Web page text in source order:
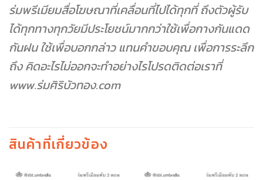
ร่มพรีเมียมสื่อโฆษณาที่เคลื่อนที่ไปได้ทุกที่ ถึงตัวผู้รับ
ได้ทุกทางทุกวัยมีประโยชน์มากกว่าใช้เพื่อกางกันแดด
กันฝน ใช้เพื่อบอกกล่าว แทนคำขอบคุณ เพื่อการระลึก
ถึง คิดอะไรไม่ออกจะทำอย่างไรโปรดติดต่อเราที่
www.ร่มศิริบัวทอง.com
สินค้าที่เกี่ยวข้อง